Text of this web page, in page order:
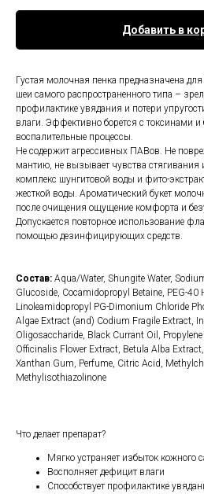
Добавить в
Густая молочная пенка предназначена
шеи самого распространенного типа –
профилактике увядания и потери
влаги. Эффективно борется с
воспалительные процессы.
Не содержит агрессивных ПАВов. Не
мантию, не вызывает чувства
комплекс шунгитовой воды и фито-
жесткой воды. Ароматический букет
после очищения ощущение комфорта и
Допускается повторное использование
помощью дезинфицирующих средств.
Состав: Aqua/Water, Shungite Water,
Glucoside, Cocamidopropyl Betaine, PEG-40
Linoleamidopropyl PG-Dimonium Chloride
Algae Extract (and) Codium Fragile Extract,
Oligosaccharide, Black Currant Oil,
Officinalis Flower Extract, Betula Alba
Xanthan Gum, Perfume, Citric Acid,
Methylisothiazolinone
Что делает препарат?
Мягко устраняет избыток кожного
Восполняет дефицит влаги
Способствует профилактике